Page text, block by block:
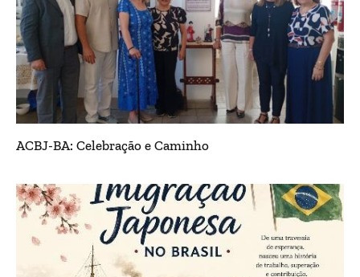
ACBJ-BA: Celebração e Caminho